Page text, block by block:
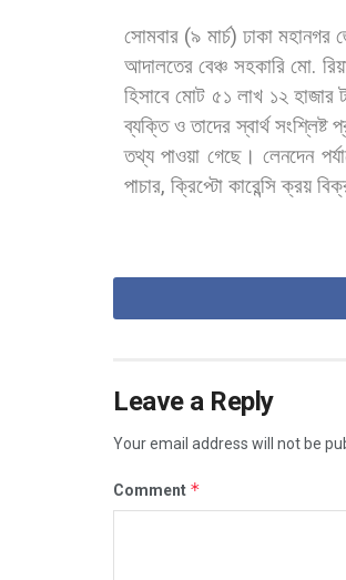
সোমবার (৯ মার্চ) ঢাকা মহানগর
আদালতের বেঞ্চ সহকারি মো.
হিসাবে মোট ৫১ লাখ ১২ হাজার
ব্যক্তি ও তাদের স্বার্থ সংশ্লিষ্ট
তথ্য পাওয়া গেছে। লেনদেন
পাচার, ক্রিপ্টো কারেন্সি ক্রয়
Leave a Reply
Your email address will not be
Comment *